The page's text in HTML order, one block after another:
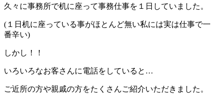
久々に事務所で机に座って事務仕事を１日していました。
(１日机に座っている事がほとんど無い私には実は仕事で一
番辛い)
しかし！！
いろいろなお客さんに電話をしていると…
ご近所の方や親戚の方をたくさんご紹介いただきました。